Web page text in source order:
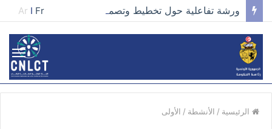
Ar I Fr
الرئيسية / الأنشطة / الأولى